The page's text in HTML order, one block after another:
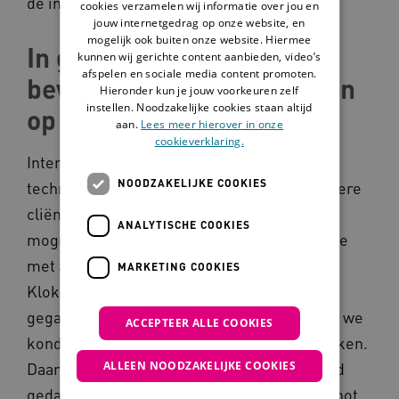
In gesprek met alle
bewoners en rondleidingen
op afstand
InteraktContour wilde niet zomaar alle
technologie aanbieden aan de cliënten. “Iedere
cliënt heeft andere behoeften en
mogelijkheden”, aldus Nina. “Daarom zijn we
met alle cliënten die in de vernieuwde
Klokkenbelt zouden gaan wonen in gesprek
gegaan. Het was in 2020, het coronajaar, dus we
konden niet met cliënten op locatie gaan kijken.
Daarom hebben we rondleidingen op afstand
gedaan. Ik was in de nieuwbouw met een robot
cookies verzamelen wij informatie over jou en
jouw internetgedrag op onze website, en
mogelijk ook buiten onze website. Hiermee
kunnen wij gerichte content aanbieden, video’s
afspelen en sociale media content promoten.
Hieronder kun je jouw voorkeuren zelf
instellen. Noodzakelijke cookies staan altijd
aan. Lees meer hierover in onze
cookieverklaring.
NOODZAKELIJKE COOKIES
ANALYTISCHE COOKIES
MARKETING COOKIES
ACCEPTEER ALLE COOKIES
ALLEEN NOODZAKELIJKE COOKIES